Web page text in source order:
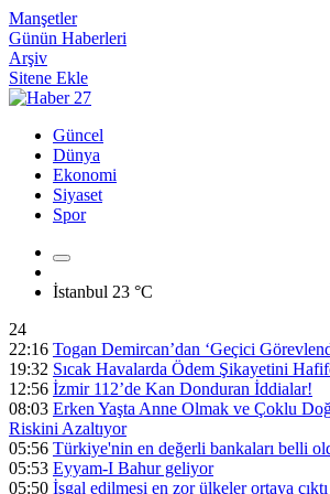
Manşetler
Günün Haberleri
Arşiv
Sitene Ekle
Güncel
Dünya
Ekonomi
Siyaset
Spor
İstanbul 23 °C
24
22:16 Togan Demircan’dan ‘Geçici
19:32 Sıcak Havalarda Ödem Şikayetini
12:56 İzmir 112’de Kan Donduran İddialar!
08:03 Erken Yaşta Anne Olmak ve Çoklu
Riskini Azaltıyor
05:56 Türkiye'nin en değerli bankaları belli
05:53 Eyyam-I Bahur geliyor
05:50 İşgal edilmesi en zor ülkeler ortaya çıktı